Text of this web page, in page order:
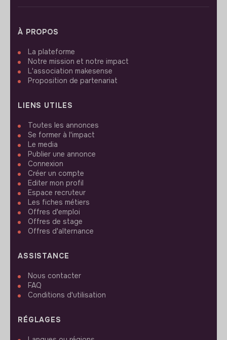
À PROPOS
La plateforme
Notre mission et notre impact
L'association makesense
Proposition de partenariat
LIENS UTILES
Toutes les annonces
Se former à l'impact
Le media
Publier une annonce
Connexion
Créer un compte
Editer mon profil
Espace recruteur
Les fiches métiers
Offres d'emploi
Offres de stage
Offres d'alternance
ASSISTANCE
Nous contacter
FAQ
Conditions d'utilisation
RÉGLAGES